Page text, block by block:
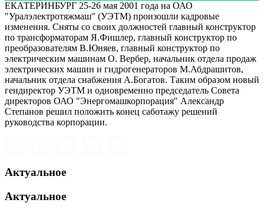
ЕКАТЕРИНБУРГ 25-26 мая 2001 года на ОАО
"Уралэлектротяжмаш" (УЭТМ) произошли кадровые
изменения. Сняты со своих должностей главный конструктор
по трансформаторам Я.Фишлер, главный конструктор по
преобразователям В.Юняев, главный конструктор по
электрическим машинам О. Вербер, начальник отдела продаж
электрических машин и гидрогенераторов М.Абдрашитов,
начальник отдела снабжения А.Богатов. Таким образом новый
гендиректор УЭТМ и одновременно председатель Совета
директоров ОАО "Энергомашкорпорация" Александр
Степанов решил положить конец саботажу решений
руководства корпорации.
Актуальное
Актуальное